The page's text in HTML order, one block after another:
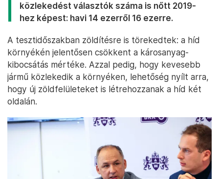
közlekedést választók száma is nőtt 2019-
hez képest: havi 14 ezerről 16 ezerre.
A tesztidőszakban zöldítésre is törekedtek: a híd
környékén jelentősen csökkent a károsanyag-
kibocsátás mértéke. Azzal pedig, hogy kevesebb
jármű közlekedik a környéken, lehetőség nyílt arra,
hogy új zöldfelületeket is létrehozzanak a híd két
oldalán.